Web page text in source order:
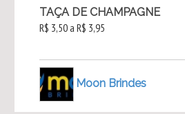
TAÇA DE CHAMPAGNE
R$ 3,50 a R$ 3,95
Moon Brindes